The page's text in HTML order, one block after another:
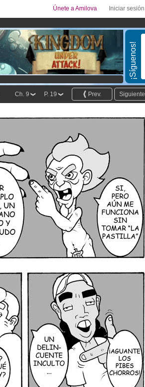
Iniciar sesión
Únete a Amilova
¡Síguenos!
Siguiente
Prev.
P. 19
Ch. 9